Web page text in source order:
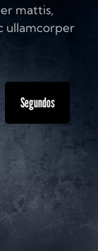
mattis,
ullamcorper
Segundos